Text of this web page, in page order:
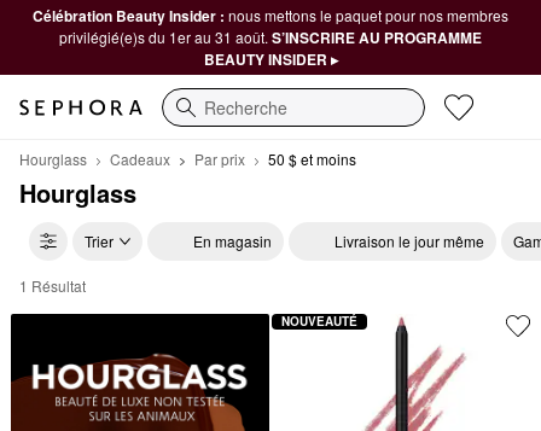
Célébration Beauty Insider : nous mettons le paquet pour nos membres
privilégié(e)s du 1er au 31 août. S’INSCRIRE AU PROGRAMME
BEAUTY INSIDER ▸
Recherche
Hourglass Cadeaux Par prix 50 $ et moins
Hourglass
Trier En magasin Livraison le jour même
Hourglass 50 $ et moins
1 Résultat
NOUVEAUTÉ